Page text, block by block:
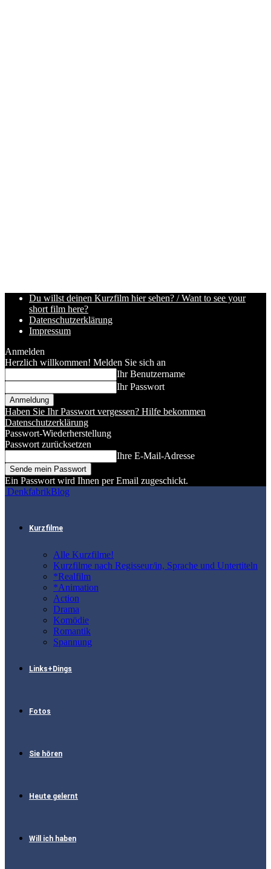
Du willst deinen Kurzfilm hier sehen? / Want to see your
short film here?
Datenschutzerklärung
Impressum
Anmelden
Herzlich willkommen! Melden Sie sich an
Ihr Benutzername
Ihr Passwort
Haben Sie Ihr Passwort vergessen? Hilfe bekommen
Datenschutzerklärung
Passwort-Wiederherstellung
Passwort zurücksetzen
Ihre E-Mail-Adresse
Ein Passwort wird Ihnen per Email zugeschickt.
DenkfabrikBlog
Kurzfilme
Alle Kurzfilme!
Kurzfilme nach Regisseur/in, Sprache und Untertiteln
*Realfilm
*Animation
Action
Drama
Komödie
Romantik
Spannung
Links+Dings
Fotos
Sie hören
Heute gelernt
Will ich haben